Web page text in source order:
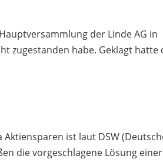
der Linde AG in
zugestanden habe. Geklagt hatte
ist laut DSW
die vorgeschlagene Lösung einer